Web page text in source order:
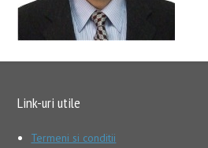
Link-uri utile
Termeni si conditii